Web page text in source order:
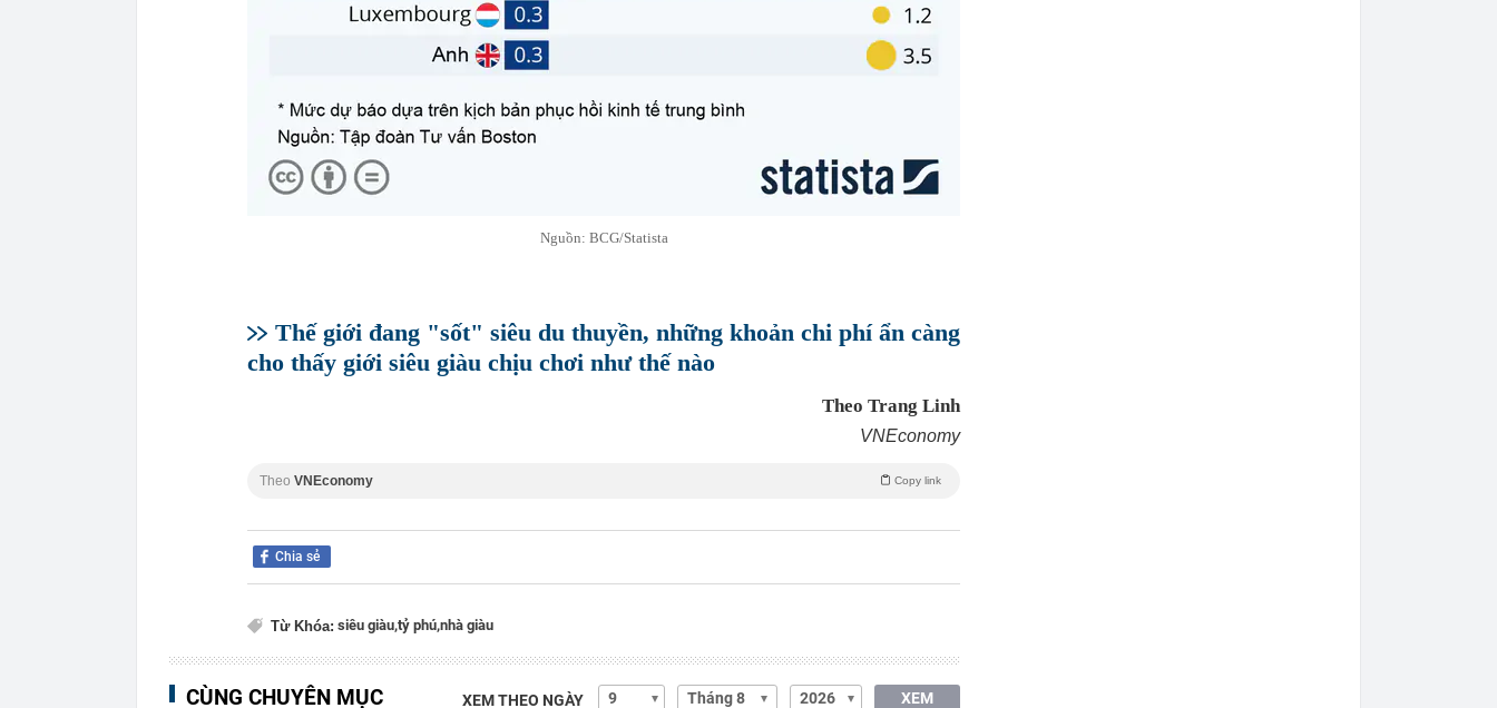
Nguồn: BCG/Statista
Thế giới đang "sốt" siêu du thuyền, những khoản chi phí ẩn càng
cho thấy giới siêu giàu chịu chơi như thế nào
Theo Trang Linh
VNEconomy
Theo VNEconomy Copy link
Chia sẻ
Từ Khóa: siêu giàu,tỷ phú,nhà giàu
CÙNG CHUYÊN MỤC XEM THEO NGÀY XEM